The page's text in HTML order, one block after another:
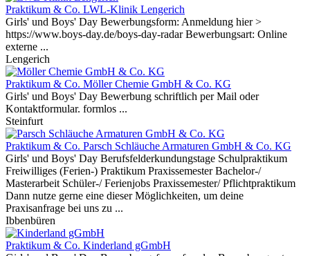
Praktikum & Co. LWL-Klinik Lengerich
Girls' und Boys' Day Bewerbungsform: Anmeldung hier >
https://www.boys-day.de/boys-day-radar Bewerbungsart: Online
externe ...
Lengerich
Praktikum & Co. Möller Chemie GmbH & Co. KG
Girls' und Boys' Day Bewerbung schriftlich per Mail oder
Kontaktformular. formlos ...
Steinfurt
Praktikum & Co. Parsch Schläuche Armaturen GmbH & Co. KG
Girls' und Boys' Day Berufsfelderkundungstage Schulpraktikum
Freiwilliges (Ferien-) Praktikum Praxissemester Bachelor-/
Masterarbeit Schüler-/ Ferienjobs Praxissemester/ Pflichtpraktikum
Dann nutze gerne eine dieser Möglichkeiten, um deine
Praxisanfrage bei uns zu ...
Ibbenbüren
Praktikum & Co. Kinderland gGmbH